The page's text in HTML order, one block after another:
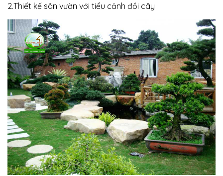
2.Thiết kế sân vườn với tiểu cảnh đồi cây